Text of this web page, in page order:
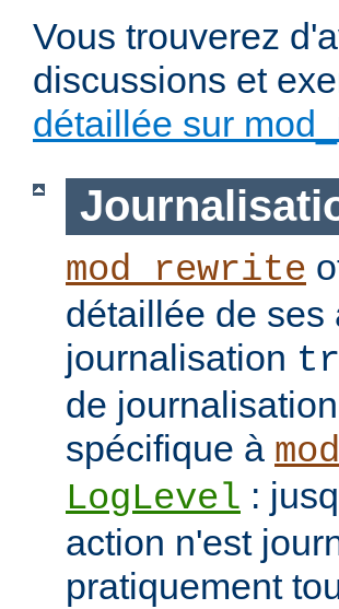
Vous trouverez
discussions et
détaillée sur
mod_rewrite
détaillée de ses
journalisation
de
spécifique à
LogLevel :
action n'est
pratiquement